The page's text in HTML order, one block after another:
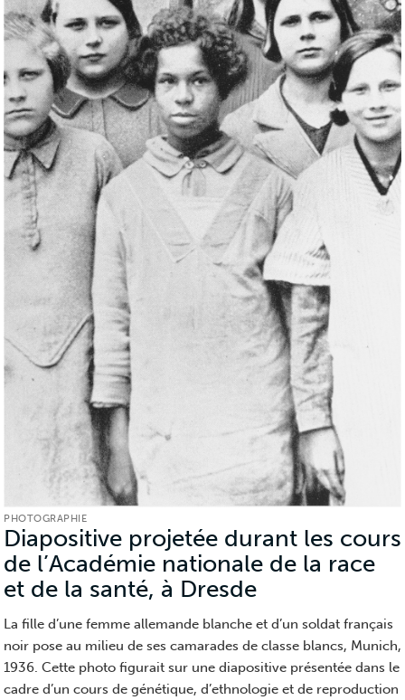
PHOTOGRAPHIE
Diapositive projetée durant les cours
de l’Académie nationale de la race
et de la santé, à Dresde
La fille d’une femme allemande blanche et d’un soldat français
noir pose au milieu de ses camarades de classe blancs, Munich,
1936. Cette photo figurait sur une diapositive présentée dans le
cadre d’un cours de génétique, d’ethnologie et de reproduction